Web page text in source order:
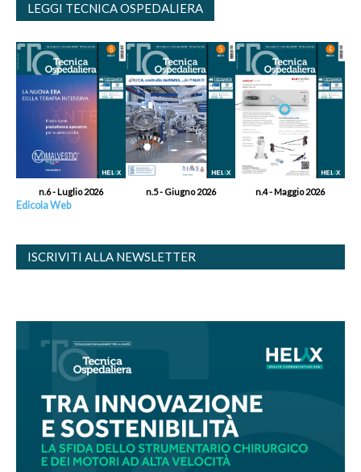
LEGGI TECNICA OSPEDALIERA
n.6 - Luglio 2026 n.5 - Giugno 2026 n.4 - Maggio 2026
Edicola Web
ISCRIVITI ALLA NEWSLETTER